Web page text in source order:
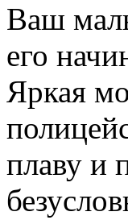
Ваш
его
Яркая
плаву и